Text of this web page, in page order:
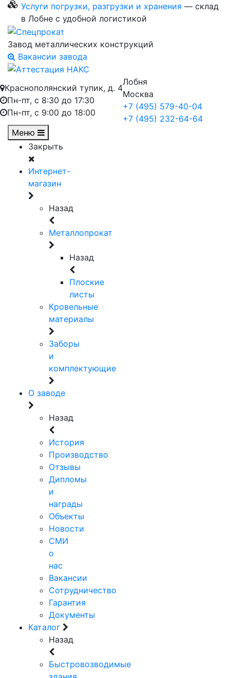
Услуги погрузки, разгрузки и хранения — склад
в Лобне с удобной логистикой
Завод металлических конструкций
Вакансии завода
Краснополянский тупик, д. 4
Пн-пт, с 8:30 до 17:30
Пн-пт, с 9:00 до 18:00
Лобня
Москва
+7 (495) 579-40-04
+7 (495) 232-64-64
Меню
Закрыть
Интернет-
магазин
Назад
Металлопрокат
Назад
Плоские
листы
Кровельные
материалы
Заборы
и
комплектующие
О заводе
Назад
История
Производство
Отзывы
Дипломы
и
награды
Объекты
Новости
СМИ
о
нас
Вакансии
Сотрудничество
Гарантия
Документы
Каталог
Назад
Быстровозводимые